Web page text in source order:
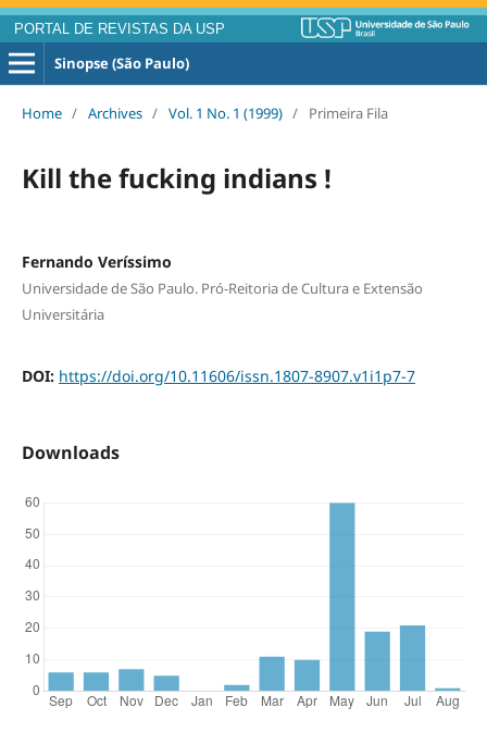
PORTAL DE REVISTAS DA USP
Sinopse (São Paulo)
Home / Archives / Vol. 1 No. 1 (1999) / Primeira Fila
Kill the fucking indians !
Fernando Veríssimo
Universidade de São Paulo. Pró-Reitoria de Cultura e Extensão
Universitária
DOI: https://doi.org/10.11606/issn.1807-8907.v1i1p7-7
Downloads